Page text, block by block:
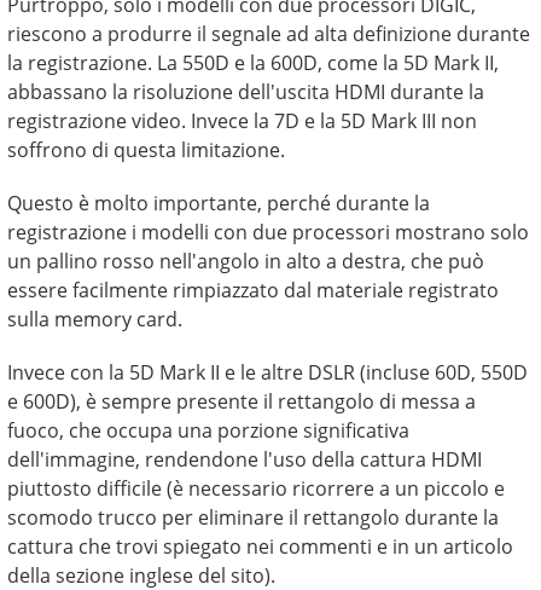
riescono a produrre il segnale ad alta definizione durante
la registrazione. La 550D e la 600D, come la 5D Mark II,
abbassano la risoluzione dell'uscita HDMI durante la
registrazione video. Invece la 7D e la 5D Mark III non
soffrono di questa limitazione.
Questo è molto importante, perché durante la
registrazione i modelli con due processori mostrano solo
un pallino rosso nell'angolo in alto a destra, che può
essere facilmente rimpiazzato dal materiale registrato
sulla memory card.
Invece con la 5D Mark II e le altre DSLR (incluse 60D, 550D
e 600D), è sempre presente il rettangolo di messa a
fuoco, che occupa una porzione significativa
dell'immagine, rendendone l'uso della cattura HDMI
piuttosto difficile (è necessario ricorrere a un piccolo e
scomodo trucco per eliminare il rettangolo durante la
cattura che trovi spiegato nei commenti e in un articolo
della sezione inglese del sito).